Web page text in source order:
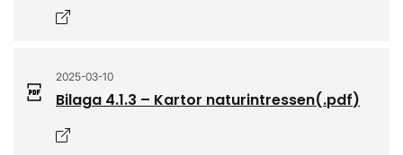
2025-03-10
Bilaga 4.1.3 – Kartor naturintressen(.pdf)